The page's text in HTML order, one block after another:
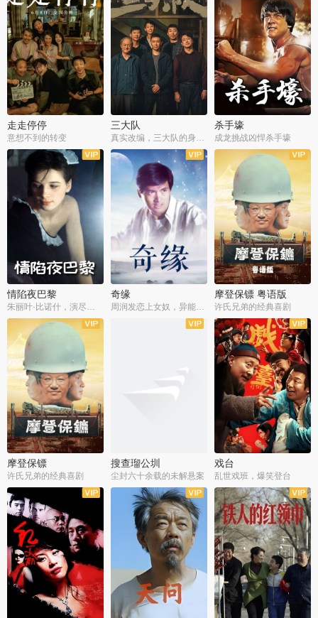
走走停停
意想不到的转变
三大队 杀手壕
成龙挑战凶悍杀手壕
情陷夜巴黎
朱丽叶·比诺什，演尽失爱之痛
奇缘
周润发恋上女奴，异能护体战邪派
摩登保镖 粤语版
许氏兄弟的经典喜剧
摩登保镖
许氏兄弟的经典喜剧
搜查瑠公圳
尘封六十余载的未解悬案
戏台
乱世戏班，爆笑登台